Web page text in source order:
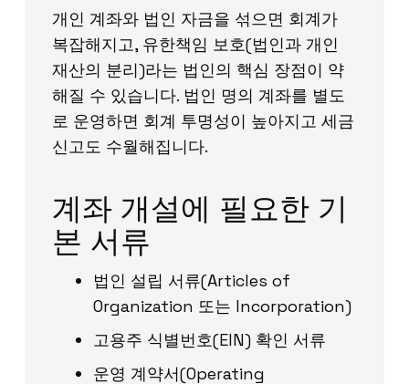
개인 계좌와 법인 자금을 섞으면 회계가
복잡해지고, 유한책임 보호(법인과 개인
재산의 분리)라는 법인의 핵심 장점이 약
해질 수 있습니다. 법인 명의 계좌를 별도
로 운영하면 회계 투명성이 높아지고 세금
신고도 수월해집니다.
계좌 개설에 필요한 기
본 서류
법인 설립 서류(Articles of
Organization 또는 Incorporation)
고용주 식별번호(EIN) 확인 서류
운영 계약서(Operating